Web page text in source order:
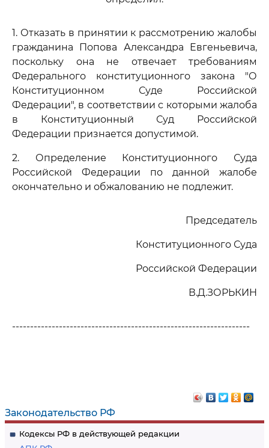
Законодательство РФ
Кодексы РФ в действующей редакции
1. Отказать в принятии к рассмотрению жалобы
гражданина Попова Александра Евгеньевича,
поскольку она не отвечает требованиям
Федерального конституционного закона "О
Конституционном Суде Российской
Федерации", в соответствии с которыми жалоба
в Конституционный Суд Российской
Федерации признается допустимой.
2. Определение Конституционного Суда
Российской Федерации по данной жалобе
окончательно и обжалованию не подлежит.
Председатель
Конституционного Суда
Российской Федерации
В.Д.ЗОРЬКИН
------------------------------------------------------------------